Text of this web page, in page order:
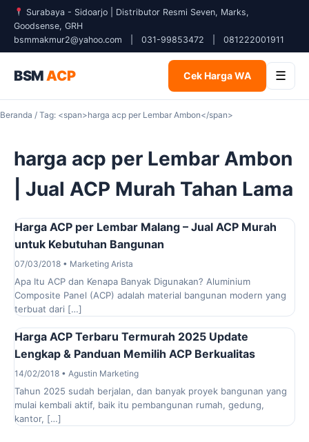
Surabaya - Sidoarjo | Distributor Resmi Seven, Marks,
Goodsense, GRH
bsmmakmur2@yahoo.com
031-99853472 081222001911
BSMACP Cek Harga WA ☰
Beranda / Tag: <span>harga acp per Lembar Ambon</span>
harga acp per Lembar Ambon
| Jual ACP Murah Tahan Lama
Harga ACP per Lembar Malang – Jual ACP Murah
untuk Kebutuhan Bangunan
07/03/2018 • Marketing Arista
Apa Itu ACP dan Kenapa Banyak Digunakan? Aluminium
Composite Panel (ACP) adalah material bangunan modern yang
terbuat dari […]
Harga ACP Terbaru Termurah 2025 Update
Lengkap & Panduan Memilih ACP Berkualitas
14/02/2018 • Agustin Marketing
Tahun 2025 sudah berjalan, dan banyak proyek bangunan yang
mulai kembali aktif, baik itu pembangunan rumah, gedung,
kantor, […]